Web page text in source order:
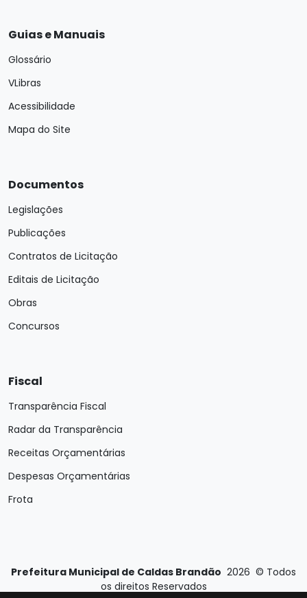
Guias e Manuais
Glossário
VLibras
Acessibilidade
Mapa do Site
Documentos
Legislações
Publicações
Contratos de Licitação
Editais de Licitação
Obras
Concursos
Fiscal
Transparência Fiscal
Radar da Transparência
Receitas Orçamentárias
Despesas Orçamentárias
Frota
Prefeitura Municipal de Caldas Brandão 2026 © Todos
os direitos Reservados